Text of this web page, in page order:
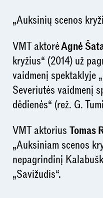
„Auksinių scenos
VMT aktorėAgnė
kryžius“ (2014) už
vaidmenį spektaklyje
Severiutės vaidmenį
dėdienės“ (rež. G.
VMT aktorius Tomas
„Auksiniam scenos
nepagrindinį
„Savižudis“.